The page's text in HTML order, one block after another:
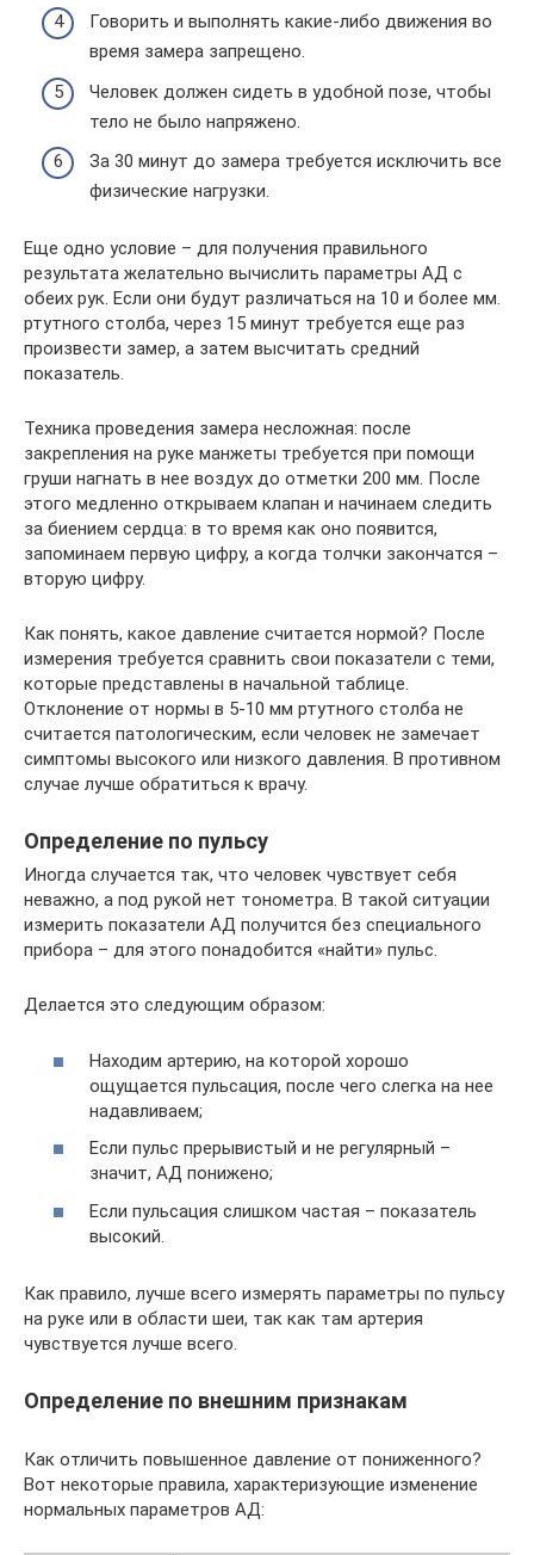
Говорить и выполнять какие-либо движения во
время замера запрещено.
Человек должен сидеть в удобной позе, чтобы
тело не было напряжено.
За 30 минут до замера требуется исключить все
физические нагрузки.
Еще одно условие – для получения правильного
результата желательно вычислить параметры АД с
обеих рук. Если они будут различаться на 10 и более мм.
ртутного столба, через 15 минут требуется еще раз
произвести замер, а затем высчитать средний
показатель.
Техника проведения замера несложная: после
закрепления на руке манжеты требуется при помощи
груши нагнать в нее воздух до отметки 200 мм. После
этого медленно открываем клапан и начинаем следить
за биением сердца: в то время как оно появится,
запоминаем первую цифру, а когда толчки закончатся –
вторую цифру.
Как понять, какое давление считается нормой? После
измерения требуется сравнить свои показатели с теми,
которые представлены в начальной таблице.
Отклонение от нормы в 5-10 мм ртутного столба не
считается патологическим, если человек не замечает
симптомы высокого или низкого давления. В противном
случае лучше обратиться к врачу.
Определение по пульсу
Иногда случается так, что человек чувствует себя
неважно, а под рукой нет тонометра. В такой ситуации
измерить показатели АД получится без специального
прибора – для этого понадобится «найти» пульс.
Делается это следующим образом:
Находим артерию, на которой хорошо
ощущается пульсация, после чего слегка на нее
надавливаем;
Если пульс прерывистый и не регулярный –
значит, АД понижено;
Если пульсация слишком частая – показатель
высокий.
Как правило, лучше всего измерять параметры по пульсу
на руке или в области шеи, так как там артерия
чувствуется лучше всего.
Определение по внешним признакам
Как отличить повышенное давление от пониженного?
Вот некоторые правила, характеризующие изменение
нормальных параметров АД: